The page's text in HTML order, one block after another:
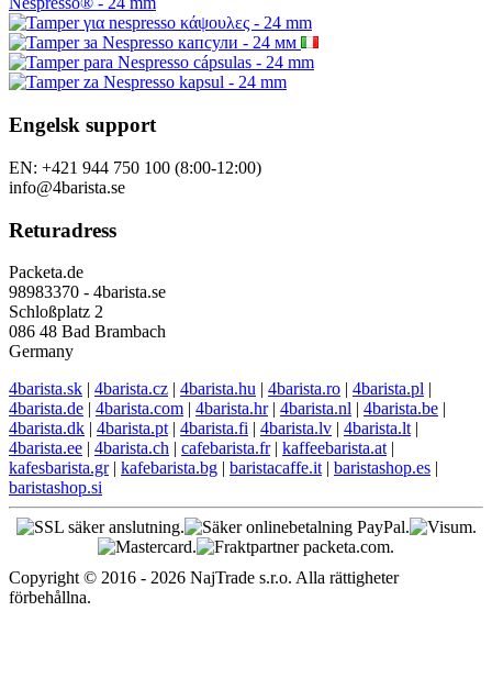
Engelsk support
EN: +421 944 750 100 (8:00-12:00)
info@4barista.se
Returadress
Packeta.de
98983370 - 4barista.se
Schloßplatz 2
086 48 Bad Brambach
Germany
4barista.sk | 4barista.cz | 4barista.hu | 4barista.ro | 4barista.pl |
4barista.de | 4barista.com | 4barista.hr| 4barista.nl | 4barista.be |
4barista.dk | 4barista.pt | 4barista.fi | 4barista.lv | 4barista.lt |
4barista.ee | 4barista.ch | cafebarista.fr| kaffeebarista.at |
kafesbarista.gr| kafebarista.bg | baristacaffe.it | baristashop.es |
baristashop.si
Copyright © 2016 - 2026 NajTrade s.r.o. Alla rättigheter
förbehållna.